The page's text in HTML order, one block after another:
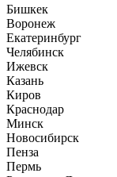
Бишкек
Воронеж
Екатеринбург
Челябинск
Ижевск
Казань
Киров
Краснодар
Минск
Новосибирск
Пенза
Пермь